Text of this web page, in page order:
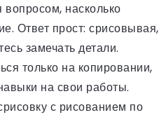
насколько
Ответ прост: срисовывая,
замечать детали.
только на копировании,
на свои работы.
с рисованием по